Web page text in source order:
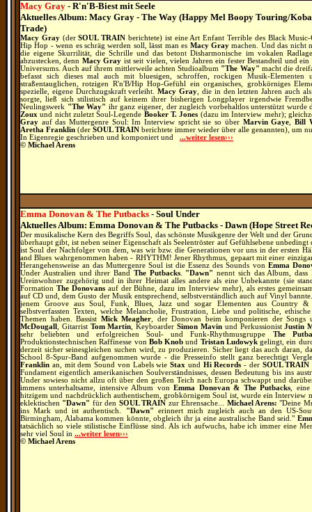
Macy Gray - R'n'B-Biest mit Seele
Aktuelles Album: Macy Gray - The Way (Happy Mel Boopy Touring/
Trade)
Macy Gray(derSOUL TRAIN berichtete) ist eine Art Enfant Terrible des Black
Hip Hop - wenn es schräg werden soll, lässt man es Macy Graymachen. Und das nicht
die eigene Skurrilität, die Schrille und das betont Disharmonische im vokalen
abzustecken, denn Macy Gray ist seit vielen, vielen Jahren ein fester Bestandteil und
Universums. Auch auf ihrem mittlerweile achten Studioalbum "The Way" macht die
befasst sich dieses mal auch mit bluesigen, schroffen, rockigen Musik-
straßentauglichen, rotzigen R'n'B/Hip Hop-Gefühl ein organisches, grobkörniges
spezielle, eigene Durchzugskraft verleiht.
Macy Gray , die in den letzten Jahren auch
sorgte, ließ sich stilistisch auf keinem ihrer bisherigen Longplayer irgendwie
Neulingswerk "The Way" ihr ganz eigener, der zugleich vorbehaltlos unterstützt wurde
Zoux und nicht zuletzt Soul-Legende Booker T. Jones (dazu im Interview mehr);
Gray auf das Muttergenre Soul: Im Interview spricht sie so über Marvin Gaye
Bill
Aretha Franklin (der SOUL TRAIN berichtete immer wieder über alle genannten), um
In Eigenregie geschrieben und komponiert und
...weiter lesen›››
© Michael Arens
Emma Donovan & The Putbacks - Soul Under
Aktuelles Album: Emma Donovan & The Putbacks - Dawn (Hope Street
Der musikalische Kern des Begriffs Soul, das schönste Musikgenre der Welt und der
überhaupt gibt, ist neben seiner Eigenschaft als Seelentröster auf Gefühlsebene
ist Soul der Nachfolger von dem, was wir bzw. die Generationen vor uns in der ersten
and Blues wahrgenommen haben - RHYTHM! Jener Rhythmus, gepaart mit einer
Herangehensweise an das Muttergenre Soul ist die Essenz des Sounds von Emma
Under Australien und ihrer Band The Putbacks. "Dawn" nennt sich das Album,
Ureinwohner zugehörig und in ihrer Heimat alles andere als eine Unbekannte (sie
Formation The Donovansauf der Bühne, dazu im Interview mehr), als erstes
auf CD und, dem Gusto der Musik entsprechend, selbstverständlich auch auf Vinyl
jenem Groove aus Soul, Funk, Blues, Jazz und sogar Elementen aus Country
selbstverfassten Texten, welche Melancholie, Frustration, Liebe und politische,
Themen haben. Bassist Mick Meagher , der Donovan beim komponieren der
McDougall
, Gitarrist Tom Martin , KeyboarderSimon Mavinund PerkussionistJustin
sehr beliebten und erfolgreichen Soul- und Funk-Rhythmusgruppe The
Produktionstechnischen Raffinesse von Bob Knob und Tristan Ludowykgelingt, ein
derzeit sicher seinesgleichen suchen wird, zu produzieren. Sicher liegt das auch daran,
School 8-Spur-Band aufgenommen wurde - die Presseinfo stellt ganz berechtigt
Franklin an, mit dem Sound von Labels wieStax und Hi Records - der SOUL TRAIN
Fundament eigentlich amerikanischen Soulverständnisses, dessen Bedeutung bis ins
Under sowieso nicht allzu oft über den großen Teich nach Europa schwappt und
immens unterhaltsame, intensive Album vonEmma Donovan & The Putbacks ,
hitzigem und nachdrücklich authentischem, grobkörnigem Soul ist, wurde ein Interview
eklektischen "Dawn" für den SOUL TRAIN zur Ehrensache... Michael Arens: "Deine
ins Mark und ist authentisch.
"Dawn" erinnert mich zugleich auch an den US-
Birmingham, Alabama kommen könnte, obgleich ihr ja eine australische Band seid."
tatsächlich so viele stilistische Einflüsse sind. Als ich aufwuchs, habe ich immer eine
sehr viel Soul in ...weiter lesen›››
© Michael Arens